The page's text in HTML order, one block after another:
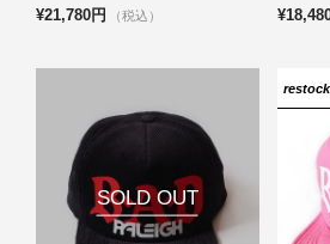
¥21,780円 （税込）
SOLD OUT
restock